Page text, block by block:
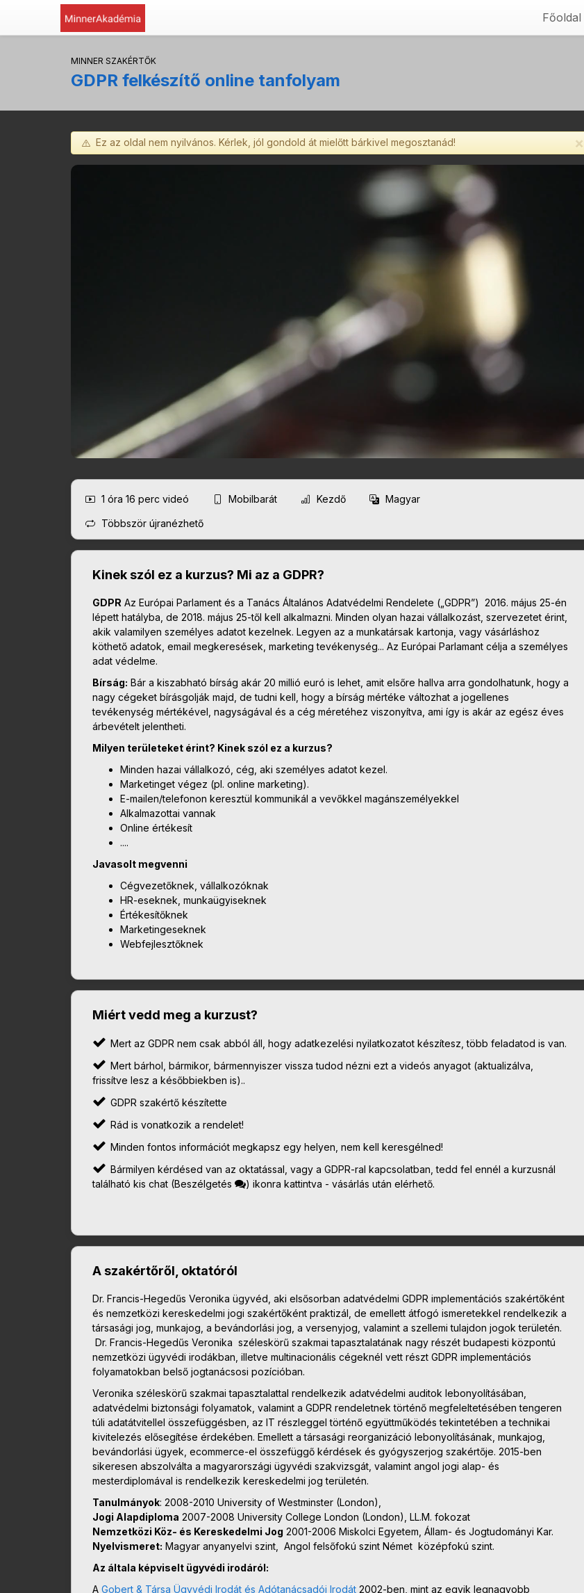
Főoldal
MINNER SZAKÉRTŐK
GDPR felkészítő online tanfolyam
×
Ez az oldal nem nyilvános. Kérlek, jól gondold át mielőtt bárkivel megosztanád!
1 óra 16 perc videó Mobilbarát Kezdő Magyar
Többször újranézhető
Kinek szól ez a kurzus? Mi az a GDPR?
GDPR Az Európai Parlament és a Tanács Általános Adatvédelmi Rendelete („GDPR”) 2016. május 25-én
lépett hatályba, de 2018. május 25-től kell alkalmazni. Minden olyan hazai vállalkozást, szervezetet érint,
akik valamilyen személyes adatot kezelnek. Legyen az a munkatársak kartonja, vagy vásárláshoz
köthető adatok, email megkeresések, marketing tevékenység... Az Európai Parlamant célja a személyes
adat védelme.
Bírság: Bár a kiszabható bírság akár 20 millió euró is lehet, amit elsőre hallva arra gondolhatunk, hogy a
nagy cégeket bírásgolják majd, de tudni kell, hogy a bírság mértéke változhat a jogellenes
tevékenység mértékével, nagyságával és a cég méretéhez viszonyítva, ami így is akár az egész éves
árbevételt jelentheti.
Milyen területeket érint? Kinek szól ez a kurzus?
Minden hazai vállalkozó, cég, aki személyes adatot kezel.
Marketinget végez (pl. online marketing).
E-mailen/telefonon keresztül kommunikál a vevőkkel magánszemélyekkel
Alkalmazottai vannak
Online értékesít
....
Javasolt megvenni
Cégvezetőknek, vállalkozóknak
HR-eseknek, munkaügyiseknek
Értékesítőknek
Marketingeseknek
Webfejlesztőknek
Miért vedd meg a kurzust?
Mert az GDPR nem csak abból áll, hogy adatkezelési nyilatkozatot készítesz, több feladatod is van.
Mert bárhol, bármikor, bármennyiszer vissza tudod nézni ezt a videós anyagot (aktualizálva,
frissítve lesz a későbbiekben is)..
GDPR szakértő készítette
Rád is vonatkozik a rendelet!
Minden fontos információt megkapsz egy helyen, nem kell keresgélned!
Bármilyen kérdésed van az oktatással, vagy a GDPR-ral kapcsolatban, tedd fel ennél a kurzusnál
található kis chat (Beszélgetés
) ikonra kattintva - vásárlás után elérhető.
A szakértőről, oktatóról
Dr. Francis-Hegedűs Veronika ügyvéd, aki elsősorban adatvédelmi GDPR implementációs szakértőként
és nemzetközi kereskedelmi jogi szakértőként praktizál, de emellett átfogó ismeretekkel rendelkezik a
társasági jog, munkajog, a bevándorlási jog, a versenyjog, valamint a szellemi tulajdon jogok területén.
Dr. Francis-Hegedűs Veronika széleskörű szakmai tapasztalatának nagy részét budapesti központú
nemzetközi ügyvédi irodákban, illetve multinacionális cégeknél vett részt GDPR implementációs
folyamatokban belső jogtanácsosi pozícióban.
Veronika széleskörű szakmai tapasztalattal rendelkezik adatvédelmi auditok lebonyolításában,
adatvédelmi biztonsági folyamatok, valamint a GDPR rendeletnek történő megfeleltetésében tengeren
túli adatátvitellel összefüggésben, az IT részleggel történő együttműködés tekintetében a technikai
kivitelezés elősegítése érdekében. Emellett a társasági reorganizáció lebonyolításának, munkajog,
bevándorlási ügyek, ecommerce-el összefüggő kérdések és gyógyszerjog szakértője. 2015-ben
sikeresen abszolválta a magyarországi ügyvédi szakvizsgát, valamint angol jogi alap- és
mesterdiplomával is rendelkezik kereskedelmi jog területén.
Tanulmányok: 2008-2010 University of Westminster (London),
Jogi Alapdiploma 2007-2008 University College London (London), LL.M. fokozat
Nemzetközi Köz- és Kereskedelmi Jog 2001-2006 Miskolci Egyetem, Állam- és Jogtudományi Kar.
Nyelvismeret: Magyar anyanyelvi szint, Angol felsőfokú szint Német középfokú szint.
Az általa képviselt ügyvédi irodáról:
A Gobert & Társa Ügyvédi Irodát és Adótanácsadói Irodát 2002-ben, mint az egyik legnagyobb